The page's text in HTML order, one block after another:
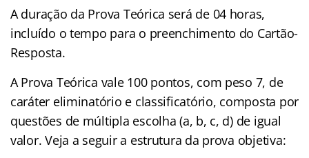
A duração da Prova Teórica será de 04 horas,
incluído o tempo para o preenchimento do Cartão-
Resposta.
A Prova Teórica vale 100 pontos, com peso 7, de
caráter eliminatório e classificatório, composta por
questões de múltipla escolha (a, b, c, d) de igual
valor. Veja a seguir a estrutura da prova objetiva: